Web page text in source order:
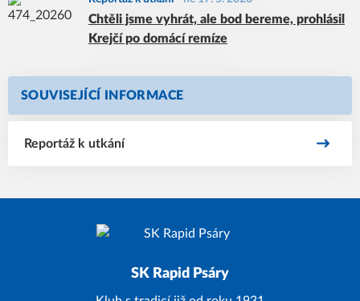
Chtěli jsme vyhrát, ale bod bereme, prohlásil
Krejčí po domácí remíze
SOUVISEJÍCÍ INFORMACE
Reportáž k utkání
SK Rapid Psáry